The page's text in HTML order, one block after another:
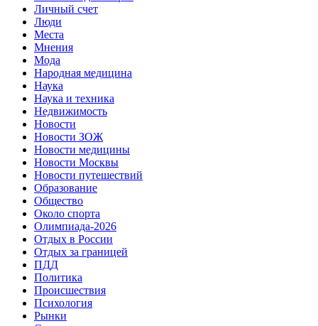
Личный счет
Люди
Места
Мнения
Мода
Народная медицина
Наука
Наука и техника
Недвижимость
Новости
Новости ЗОЖ
Новости медицины
Новости Москвы
Новости путешествий
Образование
Общество
Около спорта
Олимпиада-2026
Отдых в России
Отдых за границей
ПДД
Политика
Происшествия
Психология
Рынки